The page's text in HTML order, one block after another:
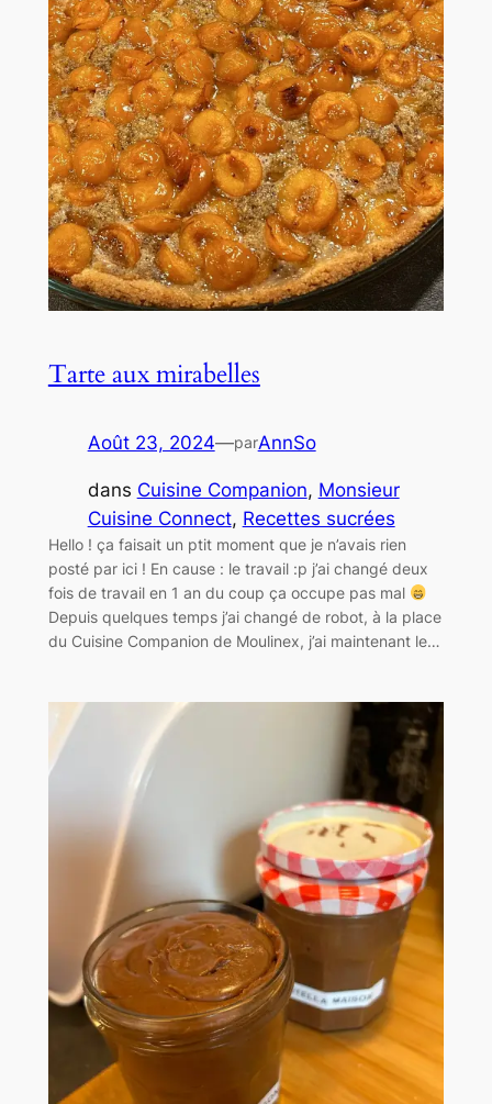
Tarte aux mirabelles
Août 23, 2024—parAnnSo
dans Cuisine Companion, Monsieur
Cuisine Connect, Recettes sucrées
Hello ! ça faisait un ptit moment que je n’avais rien
posté par ici ! En cause : le travail :p j’ai changé deux
fois de travail en 1 an du coup ça occupe pas mal
Depuis quelques temps j’ai changé de robot, à la place
du Cuisine Companion de Moulinex, j’ai maintenant le…